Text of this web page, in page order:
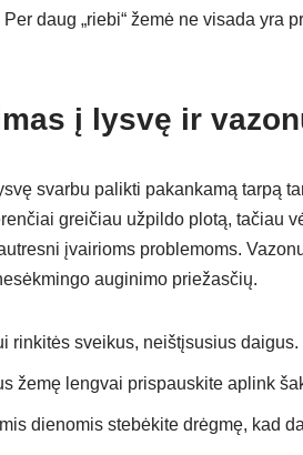
daug „riebi“ žemė ne visada yra
į lysvę ir
svarbu palikti pakankamą tarpą
greičiau užpildo plotą, tačiau
įvairioms problemoms.
auginimo priežasčių.
rinkitės sveikus, neištįsusius daigus.
žemę lengvai prispauskite aplink
dienomis stebėkite drėgmę, kad